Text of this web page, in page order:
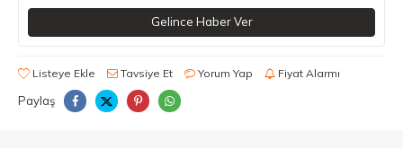
Gelince Haber Ver
Listeye Ekle Tavsiye Et Yorum Yap Fiyat Alarmı
Paylaş